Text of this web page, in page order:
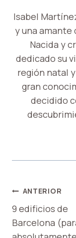
Isabel
y una amante
Nacida y
dedicado su
región natal
gran
decidido
DE
ANTERIOR
9 edificios de
Barcelona